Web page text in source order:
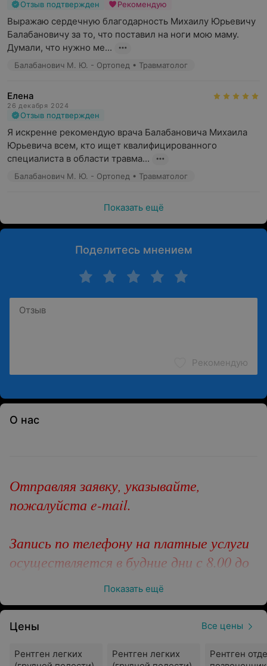
Отзыв подтвержден Рекомендую
Выражаю сердечную благодарность Михаилу Юрьевичу
Балабановичу за то, что поставил на ноги мою маму.
Думали, что нужно ме...
Балабанович М. Ю. - Ортопед • Травматолог
Елена
26 декабря 2024
Отзыв подтвержден
Я искренне рекомендую врача Балабановича Михаила
Юрьевича всем, кто ищет квалифицированного
специалиста в области травма...
Балабанович М. Ю. - Ортопед • Травматолог
Показать ещё
Поделитесь мнением
Рекомендую
О нас
Отправляя заявку, указывайте,
пожалуйста e-mail.
Запись по телефону на платные услуги
осуществляется в будние дни с 8.00 до
Городская клиническая больница скорой медицинской
помощи г. Гродно является одним из крупнейших
медицинских учреждений области. Большинство
Показать ещё
Цены Все цены
Рентген легких
Рентген легких
Рентген